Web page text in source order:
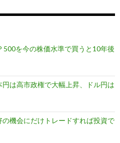
500を今の株価水準で買うと10年後
は高市政権で大幅上昇、ドル円は
機会にだけトレードすれば投資で